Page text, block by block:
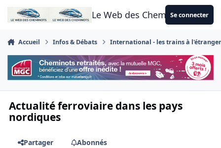
Aller au contenu
Le Web des CheminotsSe connecter
Accueil Infos & Débats International - les trains à
Actualité ferroviaire dans les pays
nordiques
Partager
Abonnés